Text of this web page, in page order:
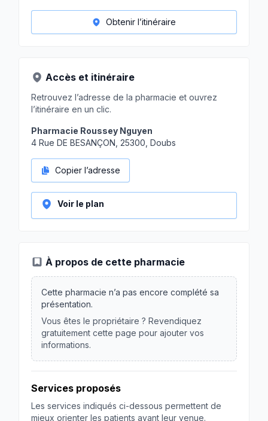
Obtenir l’itinéraire
Accès et itinéraire
Retrouvez l’adresse de la pharmacie et ouvrez
l’itinéraire en un clic.
Pharmacie Roussey Nguyen
4 Rue DE BESANÇON, 25300, Doubs
Copier l’adresse
Voir le plan
À propos de cette pharmacie
Cette pharmacie n’a pas encore complété sa
présentation.
Vous êtes le propriétaire ? Revendiquez
gratuitement cette page pour ajouter vos
informations.
Services proposés
Les services indiqués ci-dessous permettent de
mieux orienter les patients avant leur venue.